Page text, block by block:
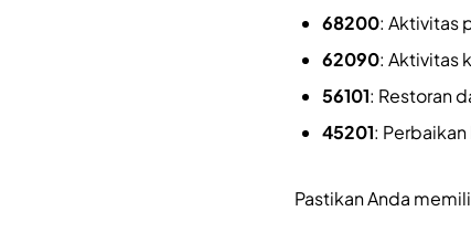
68200: Aktivitas
62090: Aktivitas
56101: Restoran
45201:
Pastikan Anda